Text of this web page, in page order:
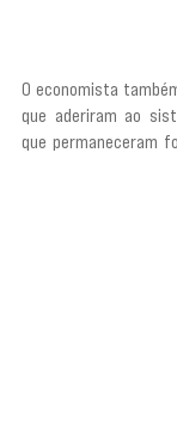
O economista
que aderiram ao
que permaneceram